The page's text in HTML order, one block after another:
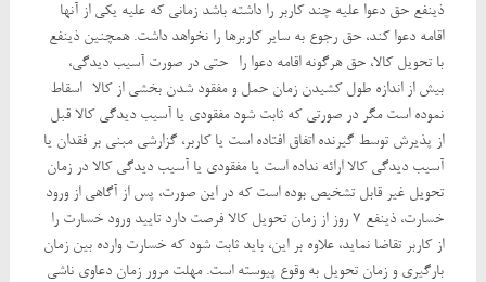
ذینفع حق دعوا علیه چند کاربر را داشته باشد زمانی که علیه یکی از آنها
اقامه دعوا کند، حق رجوع به سایر کاربرها را نخواهد داشت. همچنین ذینفع
با تحویل کالا، حق هرگونه اقامه دعوا را -حتی در صورت آسیب دیدگی،
بیش از اندازه طول کشیدن زمان حمل و مفقود شدن بخشی از کالا- اسقاط
نموده است مگر در صورتی که ثابت شود مفقودی یا آسیب دیدگی کالا قبل
از پذیرش توسط گیرنده اتفاق افتاده است یا کاربر، گزارشی مبنی بر فقدان یا
آسیب دیدگی کالا ارائه نداده است یا مفقودی یا آسیب دیدگی کالا در زمان
تحویل غیر قابل تشخیص بوده است که در این صورت، پس از آگاهی از ورود
خسارت، ذینفع 7 روز از زمان تحویل کالا فرصت دارد تایید ورود خسارت را
از کاربر تقاضا نماید، علاوه بر این، باید ثابت شود که خسارت وارده بین زمان
بارگیری و زمان تحویل به وقوع پیوسته است. مهلت مرور زمان دعاوی ناشی